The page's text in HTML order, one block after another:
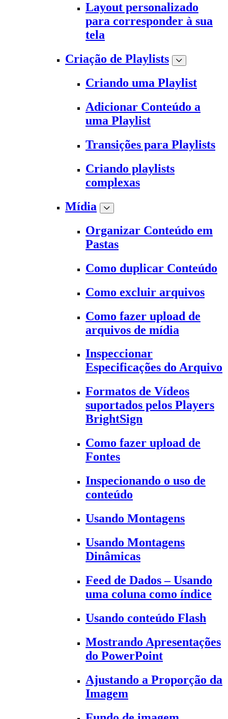
Layout personalizado
para corresponder à sua
tela
Criação de Playlists
Criando uma Playlist
Adicionar Conteúdo a
uma Playlist
Transições para Playlists
Criando playlists
complexas
Mídia
Organizar Conteúdo em
Pastas
Como duplicar Conteúdo
Como excluir arquivos
Como fazer upload de
arquivos de mídia
Inspeccionar
Especificações do Arquivo
Formatos de Vídeos
suportados pelos Players
BrightSign
Como fazer upload de
Fontes
Inspecionando o uso de
conteúdo
Usando Montagens
Usando Montagens
Dinâmicas
Feed de Dados – Usando
uma coluna como índice
Usando conteúdo Flash
Mostrando Apresentações
do PowerPoint
Ajustando a Proporção da
Imagem